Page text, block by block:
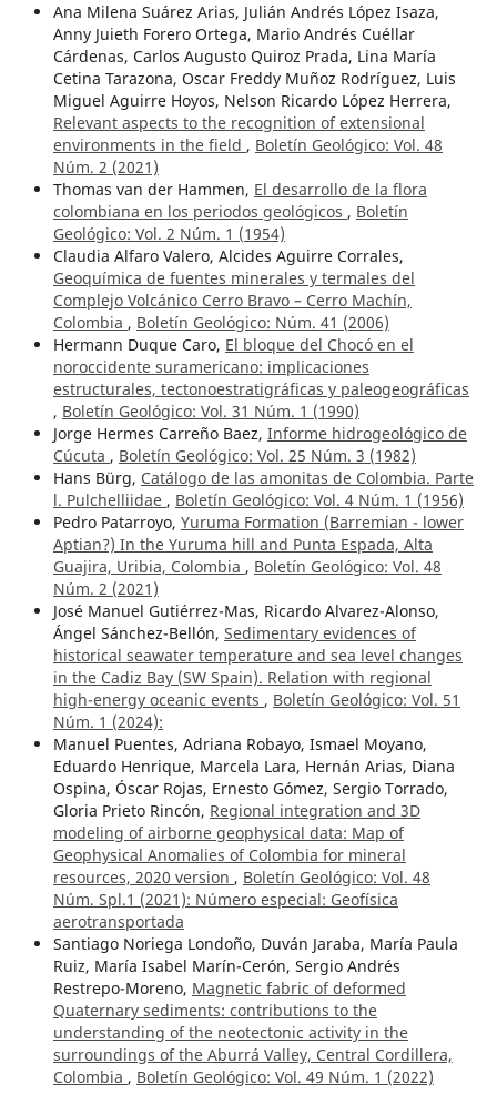
Ana Milena Suárez Arias, Julián Andrés López Isaza,
Anny Juieth Forero Ortega, Mario Andrés Cuéllar
Cárdenas, Carlos Augusto Quiroz Prada, Lina María
Cetina Tarazona, Oscar Freddy Muñoz Rodríguez, Luis
Miguel Aguirre Hoyos, Nelson Ricardo López Herrera,
Relevant aspects to the recognition of extensional
environments in the field , Boletín Geológico: Vol. 48
Núm. 2 (2021)
Thomas van der Hammen, El desarrollo de la flora
colombiana en los periodos geológicos , Boletín
Geológico: Vol. 2 Núm. 1 (1954)
Claudia Alfaro Valero, Alcides Aguirre Corrales,
Geoquímica de fuentes minerales y termales del
Complejo Volcánico Cerro Bravo – Cerro Machín,
Colombia , Boletín Geológico: Núm. 41 (2006)
Hermann Duque Caro, El bloque del Chocó en el
noroccidente suramericano: implicaciones
estructurales, tectonoestratigráficas y paleogeográficas
, Boletín Geológico: Vol. 31 Núm. 1 (1990)
Jorge Hermes Carreño Baez, Informe hidrogeológico de
Cúcuta , Boletín Geológico: Vol. 25 Núm. 3 (1982)
Hans Bürg, Catálogo de las amonitas de Colombia. Parte
l. Pulchelliidae , Boletín Geológico: Vol. 4 Núm. 1 (1956)
Pedro Patarroyo, Yuruma Formation (Barremian - lower
Aptian?) In the Yuruma hill and Punta Espada, Alta
Guajira, Uribia, Colombia , Boletín Geológico: Vol. 48
Núm. 2 (2021)
José Manuel Gutiérrez-Mas, Ricardo Alvarez-Alonso,
Ángel Sánchez-Bellón, Sedimentary evidences of
historical seawater temperature and sea level changes
in the Cadiz Bay (SW Spain). Relation with regional
high-energy oceanic events , Boletín Geológico: Vol. 51
Núm. 1 (2024):
Manuel Puentes, Adriana Robayo, Ismael Moyano,
Eduardo Henrique, Marcela Lara, Hernán Arias, Diana
Ospina, Óscar Rojas, Ernesto Gómez, Sergio Torrado,
Gloria Prieto Rincón, Regional integration and 3D
modeling of airborne geophysical data: Map of
Geophysical Anomalies of Colombia for mineral
resources, 2020 version , Boletín Geológico: Vol. 48
Núm. Spl.1 (2021): Número especial: Geofísica
aerotransportada
Santiago Noriega Londoño, Duván Jaraba, María Paula
Ruiz, María Isabel Marín-Cerón, Sergio Andrés
Restrepo-Moreno, Magnetic fabric of deformed
Quaternary sediments: contributions to the
understanding of the neotectonic activity in the
surroundings of the Aburrá Valley, Central Cordillera,
Colombia , Boletín Geológico: Vol. 49 Núm. 1 (2022)